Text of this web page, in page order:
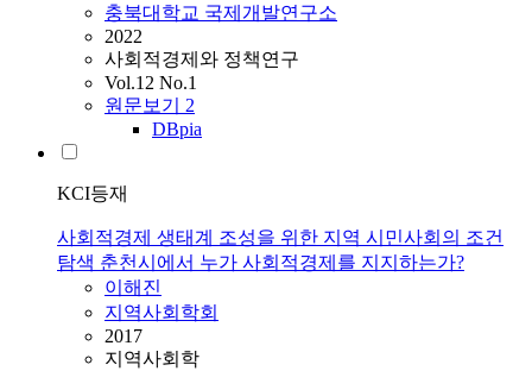
충북대학교 국제개발연구소
2022
사회적경제와 정책연구
Vol.12 No.1
원문보기 2
DBpia
KCI등재
사회적경제 생태계 조성을 위한 지역 시민사회의 조건
탐색 춘천시에서 누가 사회적경제를 지지하는가?
이해진
지역사회학회
2017
지역사회학